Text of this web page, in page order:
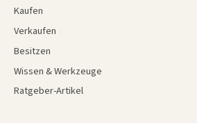
Kaufen
Verkaufen
Besitzen
Wissen & Werkzeuge
Ratgeber-Artikel